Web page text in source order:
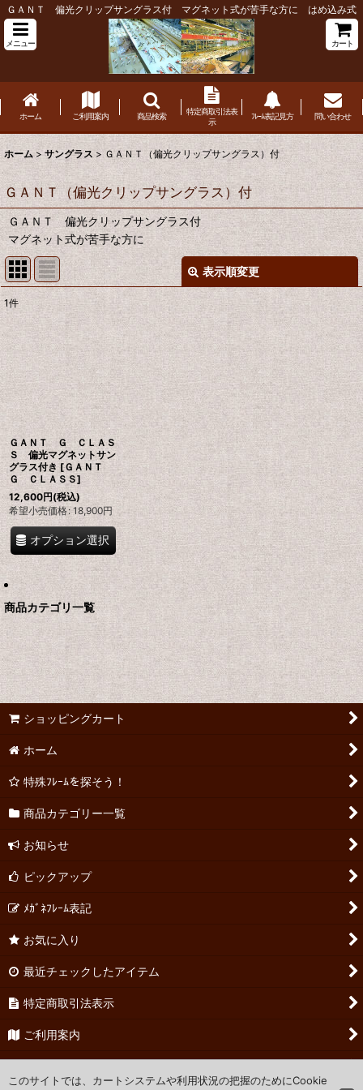
ＧＡＮＴ 偏光クリップサングラス付 マグネット式が苦手な方に はめ込み式
メニュー カート
ホーム ご利用案内 商品検索
特定商取引法表
示
ﾌﾚｰﾑ表記見方 問い合わせ
ホーム > サングラス > ＧＡＮＴ（偏光クリップサングラス）付
ＧＡＮＴ（偏光クリップサングラス）付
ＧＡＮＴ 偏光クリップサングラス付
マグネット式が苦手な方に
表示順変更
表示数:
並び順 :
絞り込む
1件
ＧＡＮＴ Ｇ ＣＬＡＳ
Ｓ 偏光マグネットサン
グラス付き [ＧＡＮＴ
Ｇ ＣＬＡＳＳ]
12,600円(税込)
希望小売価格: 18,900円
オプション選択
商品カテゴリ一覧
ショッピングカート
ホーム
特殊ﾌﾚｰﾑを探そう！
商品カテゴリー一覧
お知らせ
ピックアップ
ﾒｶﾞﾈﾌﾚｰﾑ表記
お気に入り
最近チェックしたアイテム
特定商取引法表示
ご利用案内
このサイトでは、カートシステムや利用状況の把握のためにCookie